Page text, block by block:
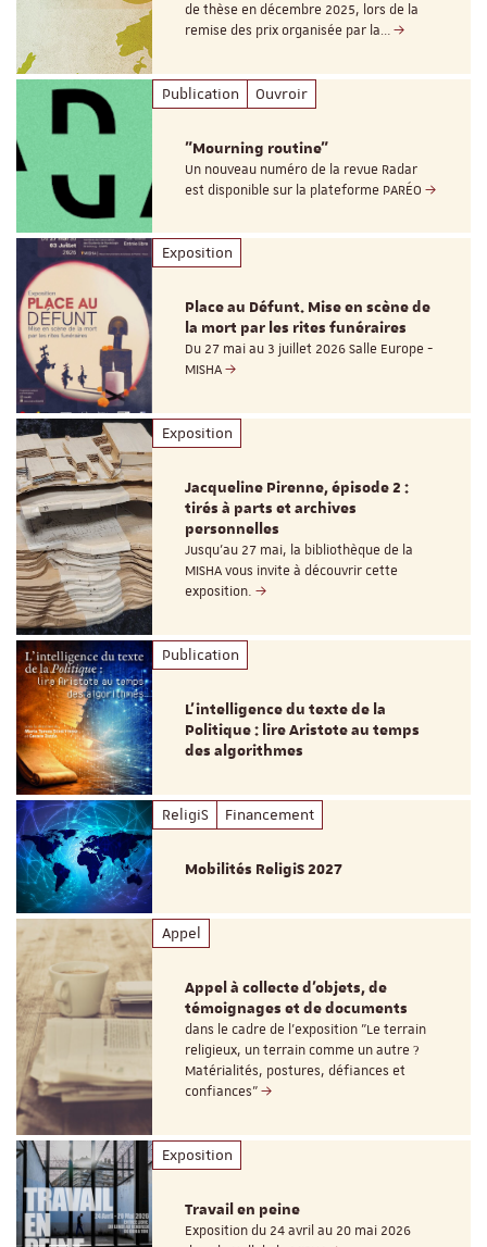
de thèse en décembre 2025, lors de la
remise des prix organisée par la…
Publication Ouvroir
"Mourning routine"
Un nouveau numéro de la revue Radar
est disponible sur la plateforme PARÉO
Exposition
Place au Défunt. Mise en scène de
la mort par les rites funéraires
Du 27 mai au 3 juillet 2026 Salle Europe -
MISHA
Exposition
Jacqueline Pirenne, épisode 2 :
tirés à parts et archives
personnelles
Jusqu’au 27 mai, la bibliothèque de la
MISHA vous invite à découvrir cette
exposition.
Publication
L’intelligence du texte de la
Politique : lire Aristote au temps
des algorithmes
ReligiS Financement
Mobilités ReligiS 2027
Appel
Appel à collecte d'objets, de
témoignages et de documents
dans le cadre de l'exposition "Le terrain
religieux, un terrain comme un autre ?
Matérialités, postures, défiances et
confiances"
Exposition
Travail en peine
Exposition du 24 avril au 20 mai 2026